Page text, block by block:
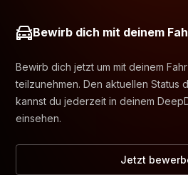
Bewirb dich mit deinem
Bewirb dich jetzt um mit deinem
teilzunehmen. Den aktuellen Status
kannst du jederzeit in deinem
einsehen.
Jetzt